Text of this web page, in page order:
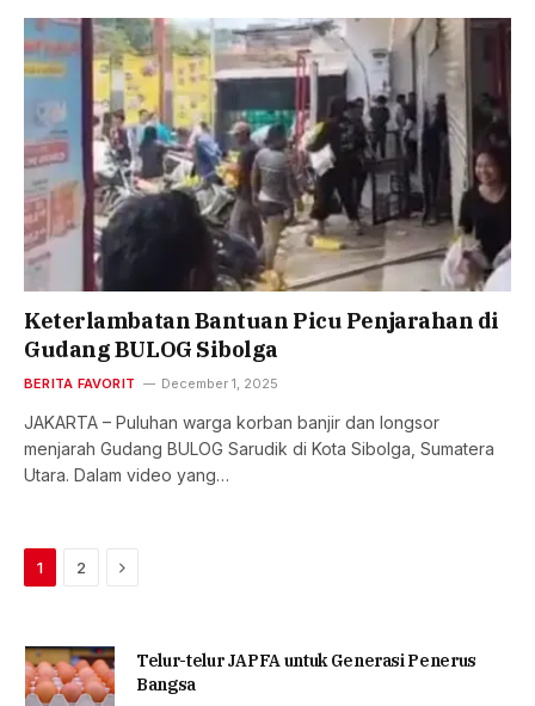
Keterlambatan Bantuan Picu Penjarahan di
Gudang BULOG Sibolga
BERITA FAVORIT December 1, 2025
JAKARTA – Puluhan warga korban banjir dan longsor
menjarah Gudang BULOG Sarudik di Kota Sibolga, Sumatera
Utara. Dalam video yang…
1 2 Next
Telur-telur JAPFA untuk Generasi Penerus
Bangsa